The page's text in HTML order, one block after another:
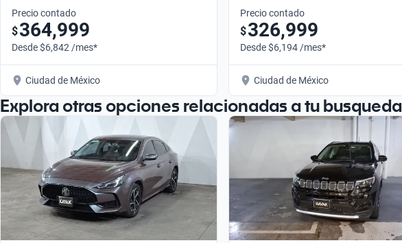
Precio contado
$364,999
Desde $6,842 /mes*
Ciudad de México
Precio contado
$326,999
Desde $6,194 /mes*
Ciudad de México
Explora otras opciones relacionadas a tu